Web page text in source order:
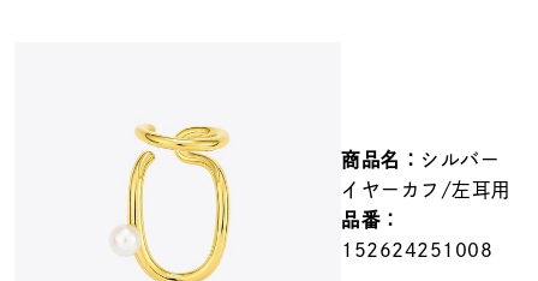
在庫ありのみ すべて表示
商品名： シルバー
イヤーカフ/左耳用
品番：
152624251008